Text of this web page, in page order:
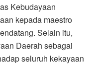
Kebudayaan
kepada maestro
Selain itu,
Daerah sebagai
seluruh kekayaan